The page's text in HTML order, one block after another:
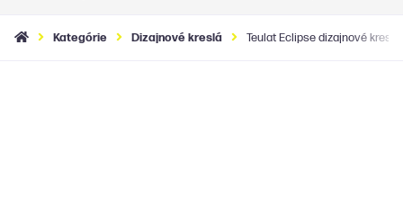
Kategórie Dizajnové kreslá Teulat Eclipse dizajnové